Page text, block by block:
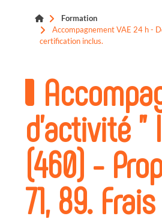
Formation
Accompagnement VAE 24 h -
certification inclus.
d'activité "
(460) -
71, 89.